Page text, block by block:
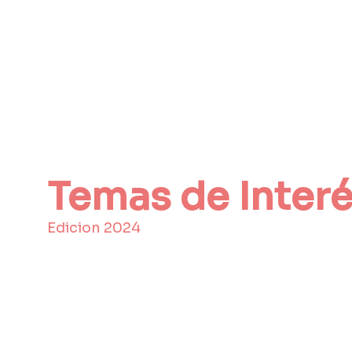
Temas de
Edicion 2024